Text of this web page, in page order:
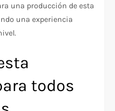
una producción de esta
una experiencia
todos